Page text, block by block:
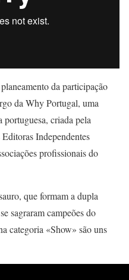
da participação
da Why Portugal, uma
criada pela
Independentes
profissionais do
que formam a dupla
sagraram campeões do
categoria «Show» são uns